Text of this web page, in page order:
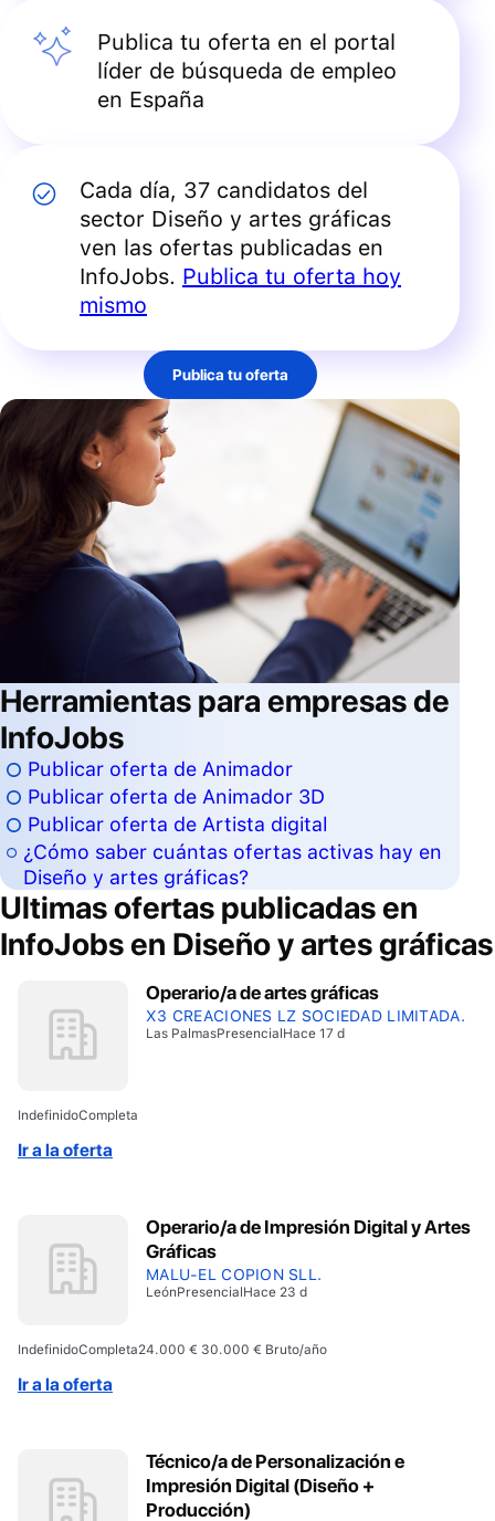
Publica tu oferta en el portal
líder de búsqueda de empleo
en España
Cada día, 37 candidatos del
sector Diseño y artes gráficas
ven las ofertas publicadas en
InfoJobs. Publica tu oferta hoy
mismo
Publica tu oferta
Herramientas para empresas de
InfoJobs
Publicar oferta de Animador
Publicar oferta de Animador 3D
Publicar oferta de Artista digital
¿Cómo saber cuántas ofertas activas hay en
Diseño y artes gráficas?
Ultimas ofertas publicadas en
InfoJobs en Diseño y artes gráficas
Operario/a de artes gráficas
X3 CREACIONES LZ SOCIEDAD LIMITADA.
Las PalmasPresencialHace 17 d
IndefinidoCompleta
Ir a la oferta
Operario/a de Impresión Digital y Artes
Gráficas
MALU-EL COPION SLL.
LeónPresencialHace 23 d
IndefinidoCompleta24.000 € 30.000 € Bruto/año
Ir a la oferta
Técnico/a de Personalización e
Impresión Digital (Diseño +
Producción)